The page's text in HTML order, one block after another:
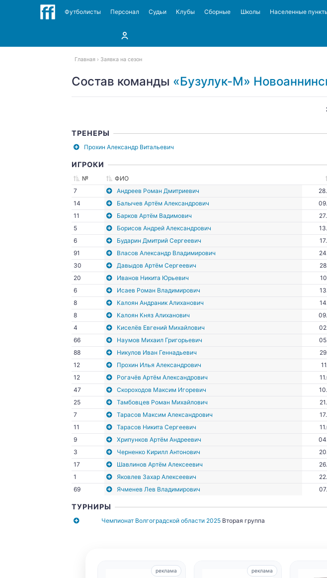
Футболисты Персонал Судьи Клубы Сборные Школы Населенные
Главная Заявка на сезон
Состав команды «Бузулук-М»
ТРЕНЕРЫ
Прохин Александр Витальевич
ИГРОКИ
№ ФИО
7
Андреев Роман Дмитриевич
14
Балычев Артём Александрович
11
Барков Артём Вадимович
5
Борисов Андрей Александрович
6
Бударин Дмитрий Сергеевич
91
Власов Александр Владимирович
30
Давыдов Артём Сергеевич
20
Иванов Никита Юрьевич
6
Исаев Роман Владимирович
8
Калоян Андраник Алиханович
8
Калоян Княз Алиханович
4
Киселёв Евгений Михайлович
66
Наумов Михаил Григорьевич
88
Никулов Иван Геннадьевич
12
Прохин Илья Александрович
12
Рогачёв Артём Александрович
47
Скороходов Максим Игоревич
25
Тамбовцев Роман Михайлович
7
Тарасов Максим Александрович
11
Тарасов Никита Сергеевич
9
Хрипунков Артём Андреевич
3
Черненко Кирилл Антонович
17
Шавлинов Артём Алексеевич
1
Яковлев Захар Алексеевич
69
Ячменев Лев Владимирович
ТУРНИРЫ
Чемпионат Волгоградской области 2025Вторая группа
реклама реклама